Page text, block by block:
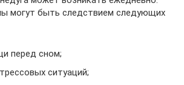
могут быть следствием следующих
перед сном;
ситуаций;